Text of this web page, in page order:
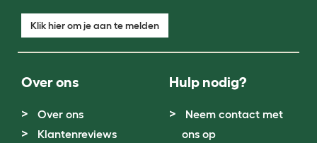
Klik hier om je aan te melden
Over ons
Over ons
Klantenreviews
Hulp nodig?
Neem contact met
ons op